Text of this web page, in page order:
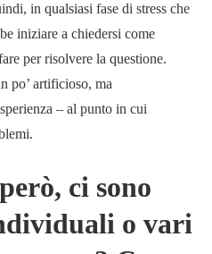
in qualsiasi fase di stress che
iniziare a chiedersi come
per risolvere la questione.
po’ artificioso, ma
– al punto in cui
ci sono
o vari